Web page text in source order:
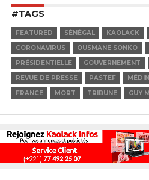
#TAGS
FEATURED SÉNÉGAL KAOLACK
CORONAVIRUS
OUSMANE SONKO
PRÉSIDENTIELLE
GOUVERNEMENT
REVUE DE PRESSE
PASTEF
FRANCE
MORT TRIBUNE GUY